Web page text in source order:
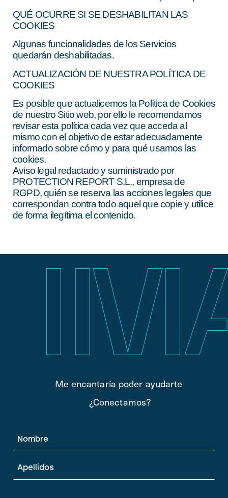
QUÉ OCURRE SI SE DESHABILITAN LAS
COOKIES
Algunas funcionalidades de los Servicios
quedarán deshabilitadas.
ACTUALIZACIÓN DE NUESTRA POLÍTICA DE
COOKIES
Es posible que actualicemos la Política de Cookies
de nuestro Sitio web, por ello le recomendamos
revisar esta política cada vez que acceda al
mismo con el objetivo de estar adecuadamente
informado sobre cómo y para qué usamos las
cookies.
Aviso legal redactado y suministrado por
PROTECTION REPORT S.L., empresa de
RGPD, quién se reserva las acciones legales que
correspondan contra todo aquel que copie y utilice
de forma ilegítima el contenido.
Me encantaría poder ayudarte
¿Conectamos?